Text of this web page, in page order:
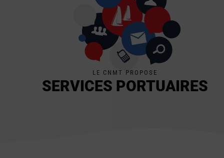
LE CNMT PROPOSE
SERVICES PORTUAIRES